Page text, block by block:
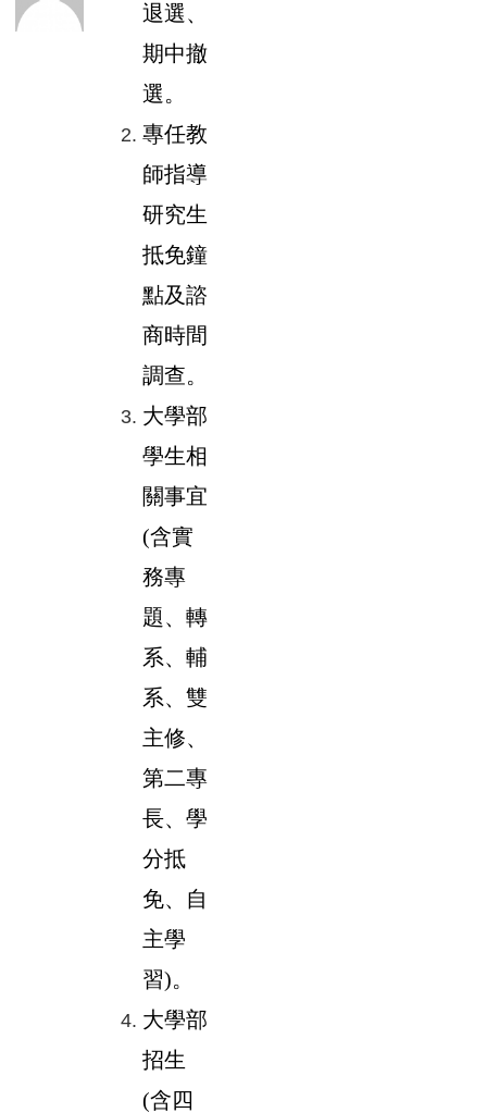
退選、
期中撤
選。
專任教
師指導
研究生
抵免鐘
點及諮
商時間
調查。
大學部
學生相
關事宜
(含實
務專
題、轉
系、輔
系、雙
主修、
第二專
長、學
分抵
免、自
主學
習)。
大學部
招生
(含四